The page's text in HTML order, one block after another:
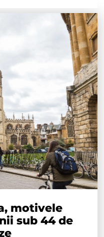
motivele
sub 44 de